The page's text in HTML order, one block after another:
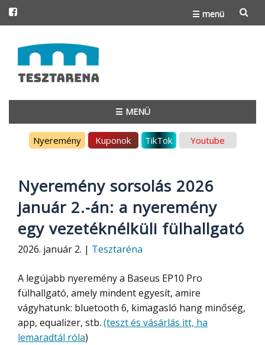
☰ menü
to
content
☰ MENÜ
Nyeremény Kuponok TikTok Youtube
Nyeremény sorsolás 2026
január 2.-án: a nyeremény
egy vezetéknélküli fülhallgató
2026. január 2. | Tesztaréna
A legújabb nyeremény a Baseus EP10 Pro
fülhallgató, amely mindent egyesít, amire
vágyhatunk: bluetooth 6, kimagasló hang minőség,
app, equalizer, stb. (teszt és vásárlás itt, ha
lemaradtál róla)